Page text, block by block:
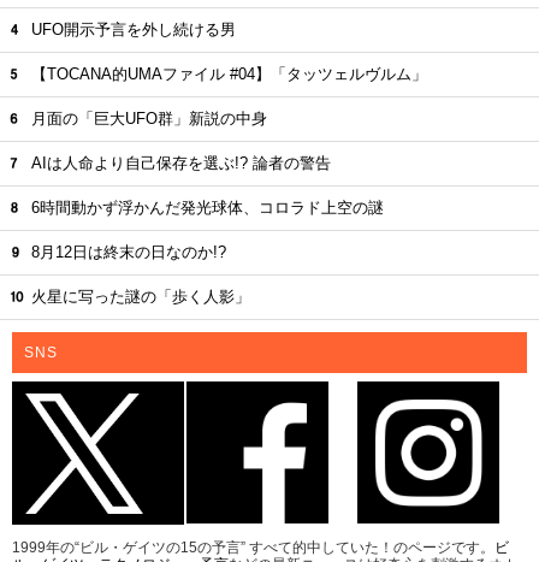
UFO開示予言を外し続ける男
【TOCANA的UMAファイル #04】「タッツェルヴルム」
月面の「巨大UFO群」新説の中身
AIは人命より自己保存を選ぶ!? 論者の警告
6時間動かず浮かんだ発光球体、コロラド上空の謎
8月12日は終末の日なのか!?
火星に写った謎の「歩く人影」
SNS
1999年の“ビル・ゲイツの15の予言” すべて的中していた！のページです。
ビ